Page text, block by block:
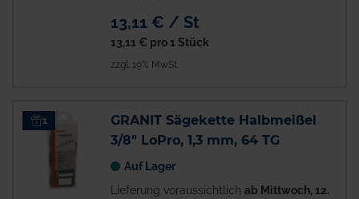
13,11 € / St
13,11 € pro 1 Stück
zzgl. 19% MwSt.
1
GRANIT Sägekette Halbmeißel
3/8" LoPro, 1,3 mm, 64 TG
Auf Lager
Lieferung voraussichtlich ab Mittwoch, 12.